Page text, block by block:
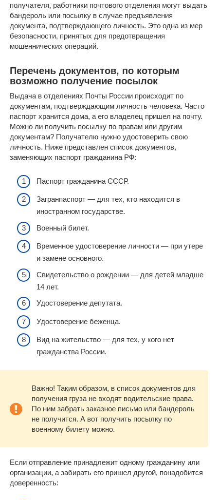
получателя, работники почтового отделения могут выдать
бандероль или посылку в случае предъявления
документа, подтверждающего личность. Это одна из мер
безопасности, принятых для предотвращения
мошеннических операций.
Перечень документов, по которым
возможно получение посылок
Выдача в отделениях Почты России происходит по
документам, подтверждающим личность человека. Часто
паспорт хранится дома, а его владелец пришел на почту.
Можно ли получить посылку по правам или другим
документам? Получателю нужно удостоверить свою
личность. Ниже представлен список документов,
заменяющих паспорт гражданина РФ:
Паспорт гражданина СССР.
Загранпаспорт — для тех, кто находится в
иностранном государстве.
Военный билет.
Временное удостоверение личности — при утере
и замене основного.
Свидетельство о рождении — для детей младше
14 лет.
Удостоверение депутата.
Удостоверение беженца.
Вид на жительство — для тех, у кого нет
гражданства России.
Важно! Таким образом, в список документов для
получения груза не входят водительские права.
По ним забрать заказное письмо или бандероль
не получится. А вот получить посылку по
военному билету можно.
Если отправление принадлежит одному гражданину или
организации, а забирать его пришел другой, понадобится
доверенность: